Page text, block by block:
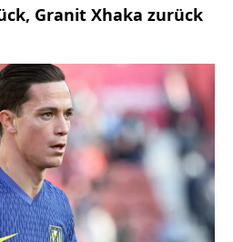
Granit Xhaka zurück